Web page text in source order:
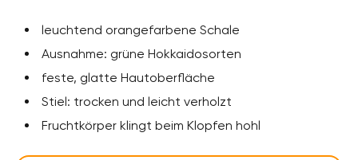
leuchtend orangefarbene Schale
Ausnahme: grüne Hokkaidosorten
feste, glatte Hautoberfläche
Stiel: trocken und leicht verholzt
Fruchtkörper klingt beim Klopfen hohl